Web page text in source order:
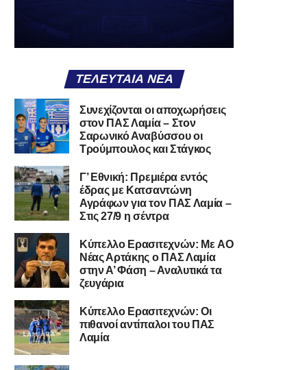
ΤΕΛΕΥΤΑΊΑ ΝΈΑ
Συνεχίζονται οι αποχωρήσεις
στον ΠΑΣ Λαμία – Στον
Σαρωνικό Αναβύσσου οι
Τρούμπουλος και Στάγκος
Γ’ Εθνική: Πρεμιέρα εντός
έδρας με Κατσαντώνη
Αγράφων για τον ΠΑΣ Λαμία –
Στις 27/9 η σέντρα
Kύπελλο Ερασιτεχνών: Με AO
Nέας Αρτάκης ο ΠΑΣ Λαμία
στην Α’ Φάση – Αναλυτικά τα
ζευγάρια
Κύπελλο Ερασιτεχνών: Οι
πιθανοί αντίπαλοι του ΠΑΣ
Λαμία